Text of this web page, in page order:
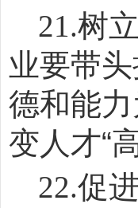
21.树
业要带
德和能
变人才“
22.促